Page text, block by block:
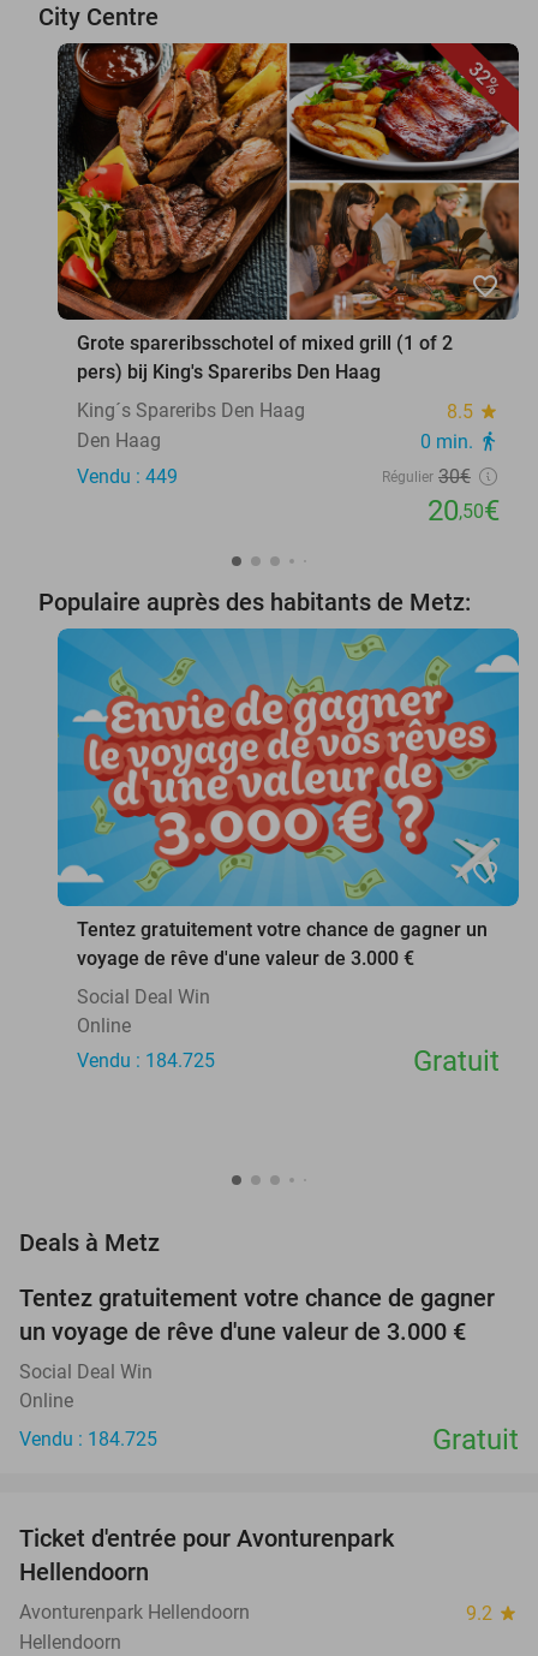
City Centre
32%
favorite_border
Grote spareribsschotel of mixed grill (1 of 2
pers) bij King's Spareribs Den Haag
King´s Spareribs Den Haag
8.5 star
Den Haag 0 min. directions_walk
Vendu : 449 Régulier 30€
20,50€
Populaire auprès des habitants de Metz:
favorite_border
Tentez gratuitement votre chance de gagner un
voyage de rêve d'une valeur de 3.000 €
Social Deal Win
Online
Vendu : 184.725
Gratuit
Deals à Metz
Tentez gratuitement votre chance de gagner
un voyage de rêve d'une valeur de 3.000 €
Social Deal Win
Online
Vendu : 184.725
Gratuit
Ticket d'entrée pour Avonturenpark
Hellendoorn
Avonturenpark Hellendoorn 9.2 star
Hellendoorn